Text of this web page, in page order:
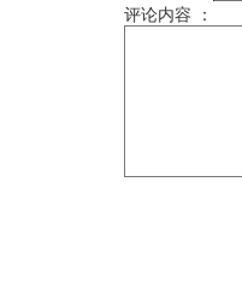
评论内容 ：